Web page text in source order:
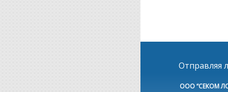
Отправляя
ООО “СЕКОМ